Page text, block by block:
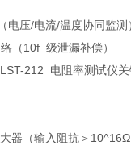
电压/电流/温度协同监测
（10f 级泄漏补偿）
212 电阻率测试仪
器（输入阻抗＞10^16Ω